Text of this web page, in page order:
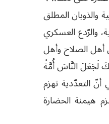
والذوبان المطلق
والرّدع العسكري
أهل الصلاح وأهل
لَجَعَلَ النَّاسَ أُمَّةً
خَلَقَهُمْ..”(هود: 118)، وهو ما يعني أنّ التعدّدية تهزم
هيمنة الحضارة